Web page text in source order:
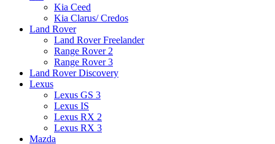
Kia Ceed
Kia Clarus/ Credos
Land Rover
Land Rover Freelander
Range Rover 2
Range Rover 3
Land Rover Discovery
Lexus
Lexus GS 3
Lexus IS
Lexus RX 2
Lexus RX 3
Mazda